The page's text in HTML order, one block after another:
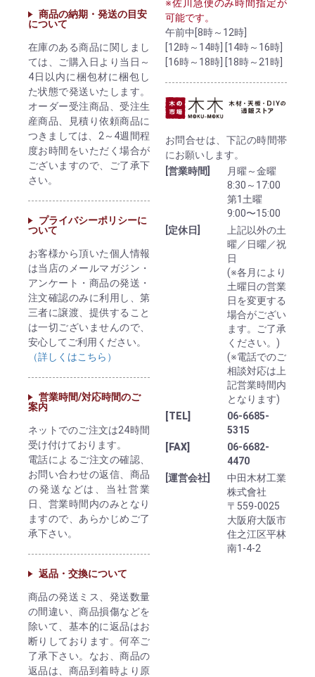
商品の納期・発送の目安
について
在庫のある商品に関しまし
ては、ご購入日より当日～
4日以内に梱包材に梱包し
た状態で発送いたします。
オーダー受注商品、受注生
産商品、見積り依頼商品に
つきましては、2～4週間程
度お時間をいただく場合が
ございますので、ご了承下
さい。
プライバシーポリシーに
ついて
お客様から頂いた個人情報
は当店のメールマガジン・
アンケート・商品の発送・
注文確認のみに利用し、第
三者に譲渡、提供すること
は一切ございませんので、
安心してご利用ください。
（詳しくはこちら）
営業時間/対応時間のご
案内
ネットでのご注文は24時間
受け付けております。
電話によるご注文の確認、
お問い合わせの返信、商品
の発送などは、当社営業
日、営業時間内のみとなり
ますので、あらかじめご了
承下さい。
返品・交換について
商品の発送ミス、発送数量
の間違い、商品損傷などを
除いて、基本的に返品はお
断りしております。何卒ご
了承下さい。なお、商品の
返品は、商品到着時より原
※佐川急便のみ時間指定が
可能です。
午前中[8時～12時]
[12時～14時] [14時～16時]
[16時～18時] [18時～21時]
お問合せは、下記の時間帯
にお願いします。
[営業時間]
月曜～金曜
8:30～17:00
第1土曜
9:00〜15:00
[定休日]
上記以外の土
曜／日曜／祝
日
(※各月により
土曜日の営業
日を変更する
場合がござい
ます。ご了承
ください。)
(※電話でのご
相談対応は上
記営業時間内
となります)
[TEL]
06-6685-
5315
[FAX]
06-6682-
4470
[運営会社]
中田木材工業
株式會社
〒559-0025
大阪府大阪市
住之江区平林
南1-4-2